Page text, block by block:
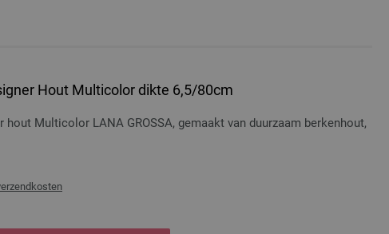
Hout Multicolor dikte 6,5/80cm
hout Multicolor LANA GROSSA, gemaakt van duurzaam berkenhout,